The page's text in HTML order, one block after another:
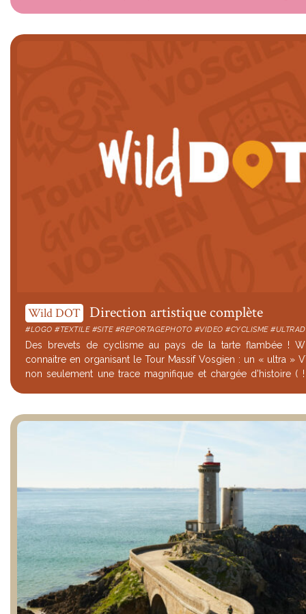
Wild DOT Direction artistique complète
#LOGO #TEXTILE #SITE #REPORTAGEPHOTO #VIDEO #CYCLISME
Des brevets de cyclisme au pays de la tarte flambée !
connaitre en organisant le Tour Massif Vosgien : un « ultra » VTT organisé avec,
non seulement une trace magnifique et chargée d'histoire (